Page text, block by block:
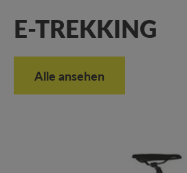
E-TREKKING
Alle ansehen